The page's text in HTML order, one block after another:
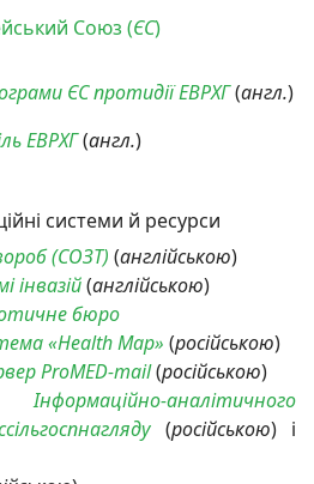
Союз (ЄС)
ЄС протидії ЕВРХГ(англ.)
ЕВРХГ(англ.)
системи й ресурси
(СОЗТ) (англійською)
інвазій(англійською)
бюро
«Health Map» (російською)
ProMED-mail(російською)
аналітичного
(російською) і